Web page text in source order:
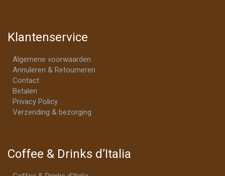
Klantenservice
Algemene voorwaarden
Annuleren & Retourneren
Contact
Betalen
Privacy Policy
Verzending & bezorging
Coffee & Drinks d’Italia